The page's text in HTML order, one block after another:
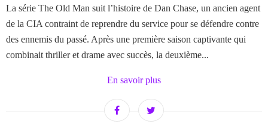
La série The Old Man suit l’histoire de Dan Chase, un ancien agent
de la CIA contraint de reprendre du service pour se défendre contre
des ennemis du passé. Après une première saison captivante qui
combinait thriller et drame avec succès, la deuxième...
En savoir plus